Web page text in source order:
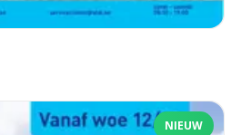
NIEUW